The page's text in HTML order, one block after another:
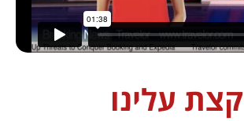
קצת עלינו